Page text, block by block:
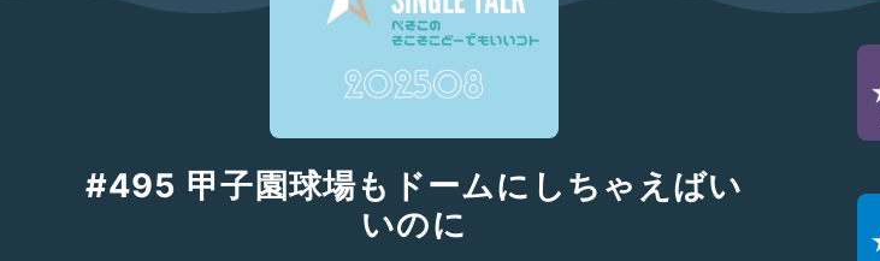
#495 甲子園球場もドームにしちゃえばい
いのに